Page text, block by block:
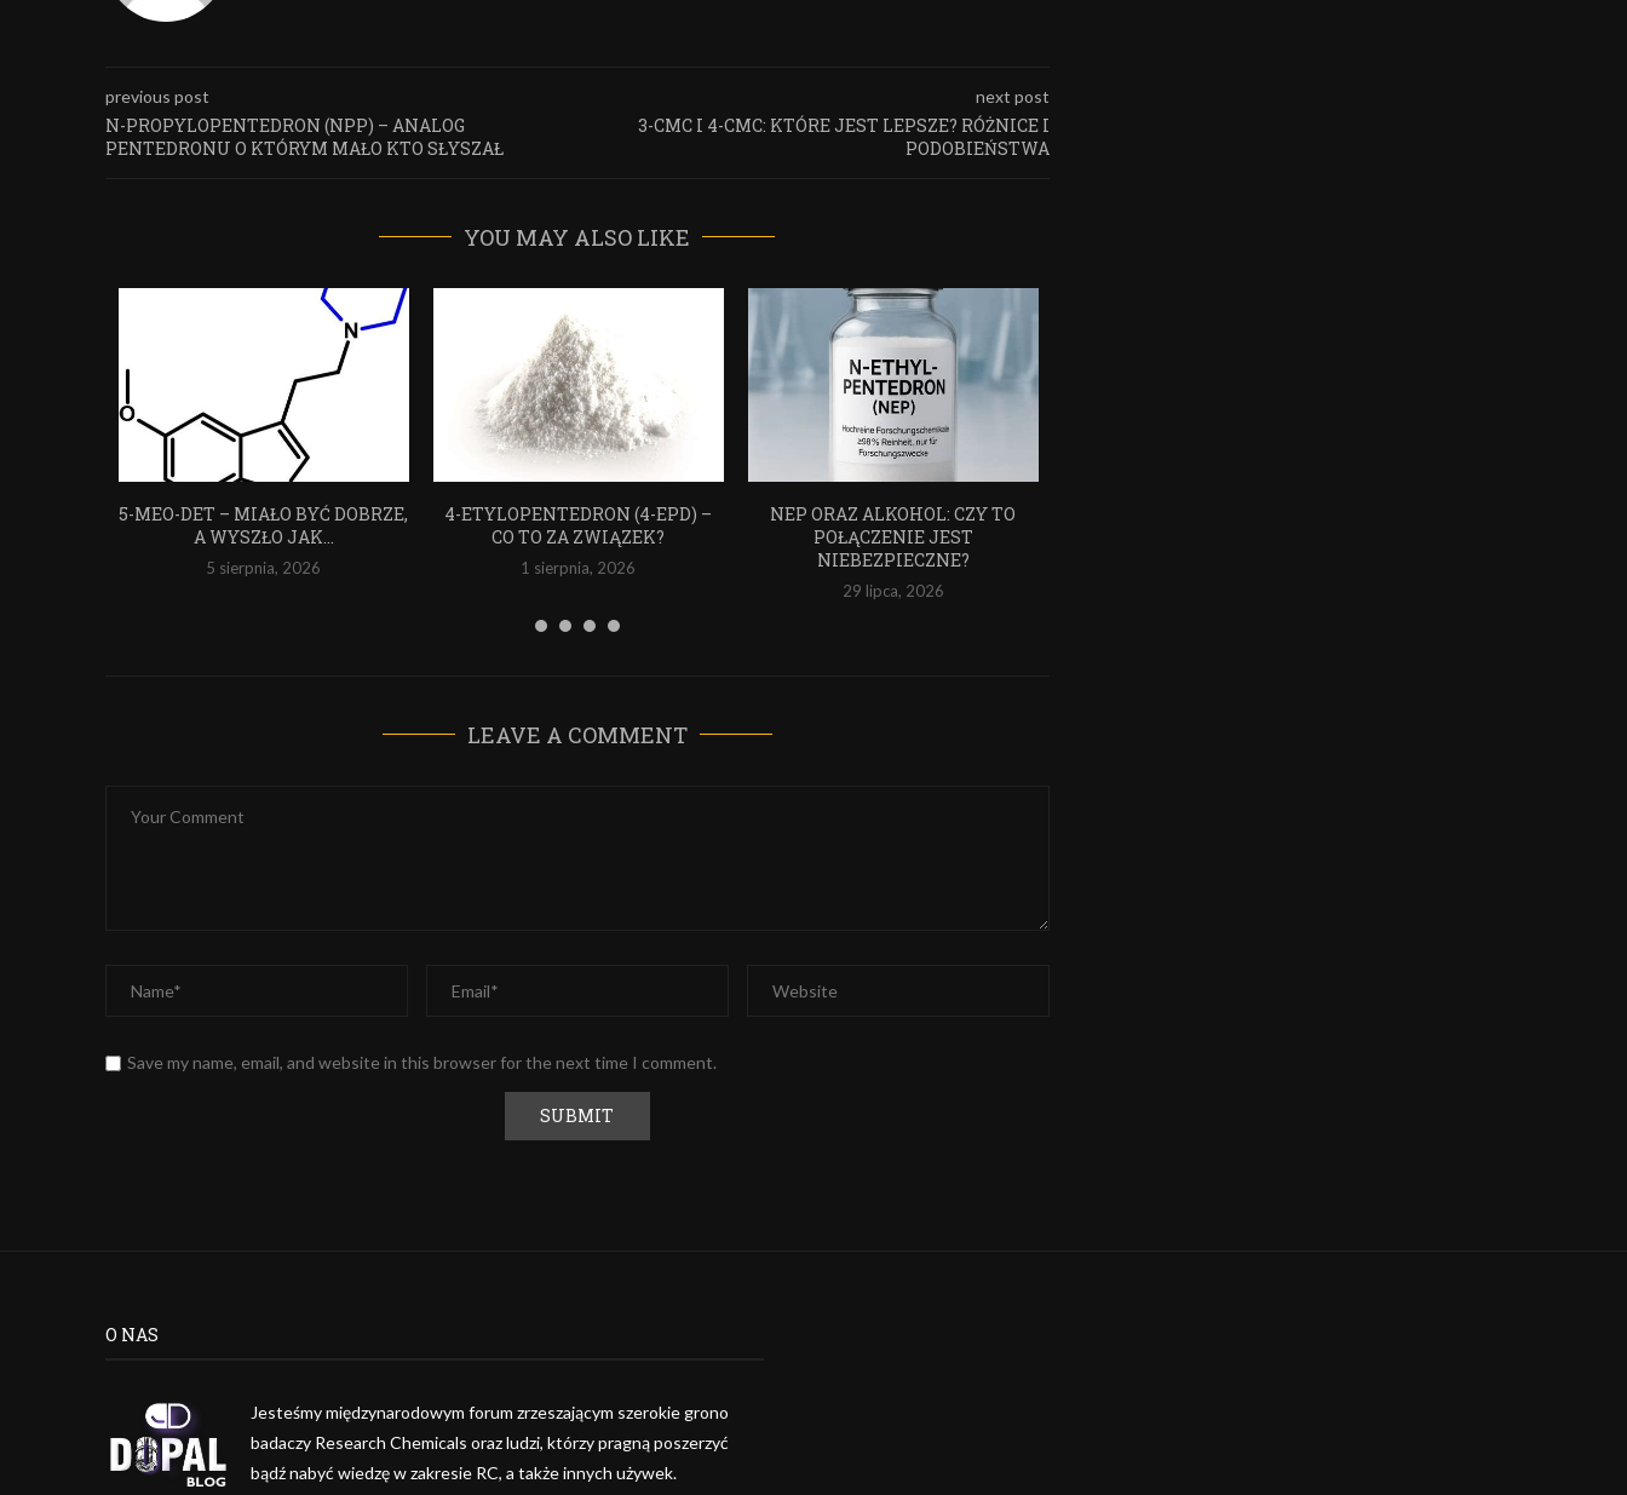
previous post
N-PROPYLOPENTEDRON (NPP) – ANALOG
PENTEDRONU O KTÓRYM MAŁO KTO SŁYSZAŁ
next post
3-CMC I 4-CMC: KTÓRE JEST LEPSZE? RÓŻNICE I
PODOBIEŃSTWA
YOU MAY ALSO LIKE
5-MEO-DET – MIAŁO BYĆ DOBRZE,
A WYSZŁO JAK...
5 sierpnia, 2026
4-ETYLOPENTEDRON (4-EPD) –
CO TO ZA ZWIĄZEK?
1 sierpnia, 2026
NEP ORAZ ALKOHOL: CZY TO
POŁĄCZENIE JEST
NIEBEZPIECZNE?
29 lipca, 2026
LEAVE A COMMENT
Save my name, email, and website in this browser for the next time I comment.
O NAS
Jesteśmy międzynarodowym forum zrzeszającym szerokie grono
badaczy Research Chemicals oraz ludzi, którzy pragną poszerzyć
bądź nabyć wiedzę w zakresie RC, a także innych używek.